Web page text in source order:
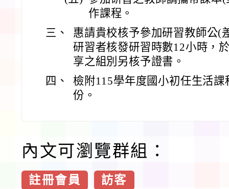
作課程。
三、
惠請貴校核予參加研習教師公(
研習者核發研習時數12小時，
享之組別另核予證書。
四、
檢附115學年度國小初任生活
份。
內文可瀏覽群組：
註冊會員 訪客